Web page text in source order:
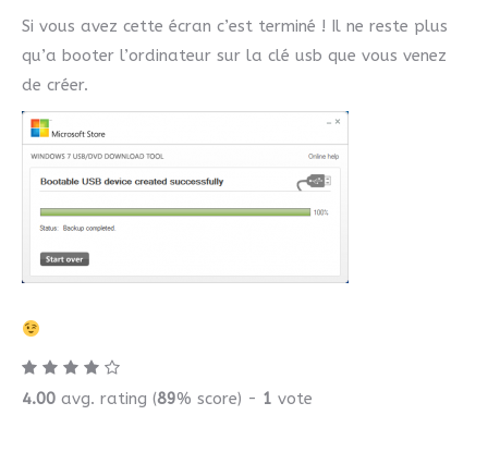
Si vous avez cette écran c’est terminé ! Il ne reste plus
qu’a booter l’ordinateur sur la clé usb que vous venez
de créer.
4.00 avg. rating (89% score) - 1 vote